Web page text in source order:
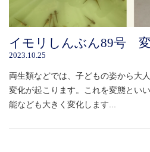
イモリしんぶん89号
2023.10.25
両生類などでは、子どもの姿から大
変化が起こります。これを変態とい
能なども大きく変化します...